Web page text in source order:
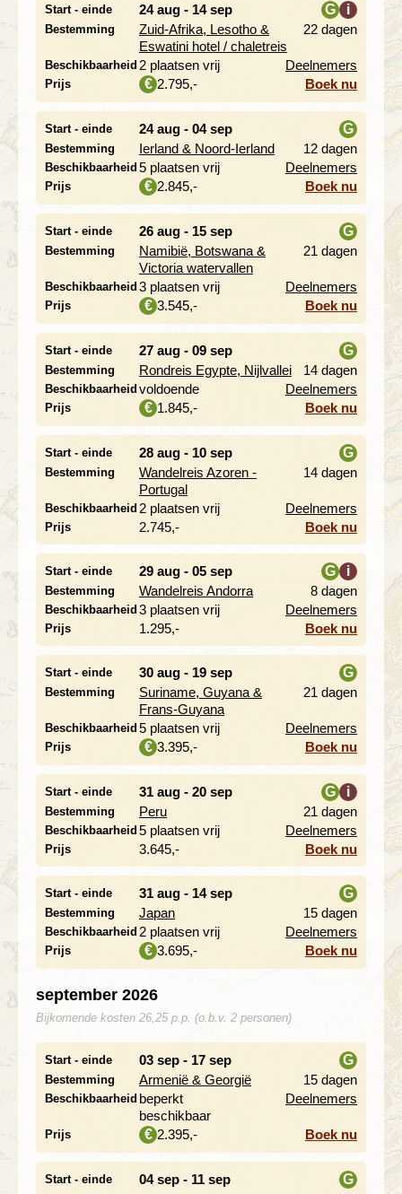
Start - einde 24 aug - 14 sep
Bestemming
Zuid-Afrika, Lesotho &
Eswatini hotel / chaletreis
G
i
22 dagen
Beschikbaarheid 2 plaatsen vrij Deelnemers
Prijs € 2.795,- Boek nu
Start - einde 24 aug - 04 sep
Bestemming Ierland & Noord-Ierland
G
12 dagen
Beschikbaarheid 5 plaatsen vrij Deelnemers
Prijs € 2.845,- Boek nu
Start - einde 26 aug - 15 sep
Bestemming
Namibië, Botswana &
Victoria watervallen
G
21 dagen
Beschikbaarheid 3 plaatsen vrij Deelnemers
Prijs € 3.545,- Boek nu
Start - einde 27 aug - 09 sep
Bestemming Rondreis Egypte, Nijlvallei
G
14 dagen
Beschikbaarheid voldoende Deelnemers
Prijs € 1.845,- Boek nu
Start - einde 28 aug - 10 sep
Bestemming
Wandelreis Azoren -
Portugal
G
14 dagen
Beschikbaarheid 2 plaatsen vrij Deelnemers
Prijs 2.745,- Boek nu
Start - einde 29 aug - 05 sep
Bestemming Wandelreis Andorra
G
i
8 dagen
Beschikbaarheid 3 plaatsen vrij Deelnemers
Prijs 1.295,- Boek nu
Start - einde 30 aug - 19 sep
Bestemming
Suriname, Guyana &
Frans-Guyana
G
21 dagen
Beschikbaarheid 5 plaatsen vrij Deelnemers
Prijs € 3.395,- Boek nu
Start - einde 31 aug - 20 sep
Bestemming Peru
G
i
21 dagen
Beschikbaarheid 5 plaatsen vrij Deelnemers
Prijs 3.645,- Boek nu
Start - einde 31 aug - 14 sep
Bestemming Japan
G
15 dagen
Beschikbaarheid 2 plaatsen vrij Deelnemers
Prijs € 3.695,- Boek nu
september 2026
Bijkomende kosten 26,25 p.p. (o.b.v. 2 personen)
Start - einde 03 sep - 17 sep
Bestemming Armenië & Georgië
G
15 dagen
Beschikbaarheid beperkt
beschikbaar
Deelnemers
Prijs € 2.395,- Boek nu
Start - einde 04 sep - 11 sep
G